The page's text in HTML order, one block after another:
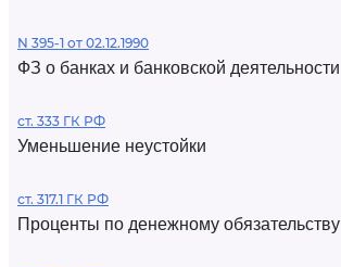
N 395-1 от 02.12.1990
ФЗ о банках и банковской деятельности
ст. 333 ГК РФ
Уменьшение неустойки
ст. 317.1 ГК РФ
Проценты по денежному обязательству